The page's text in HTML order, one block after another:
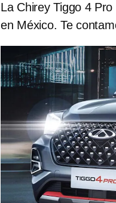
La Chirey Tiggo 4
en México. Te